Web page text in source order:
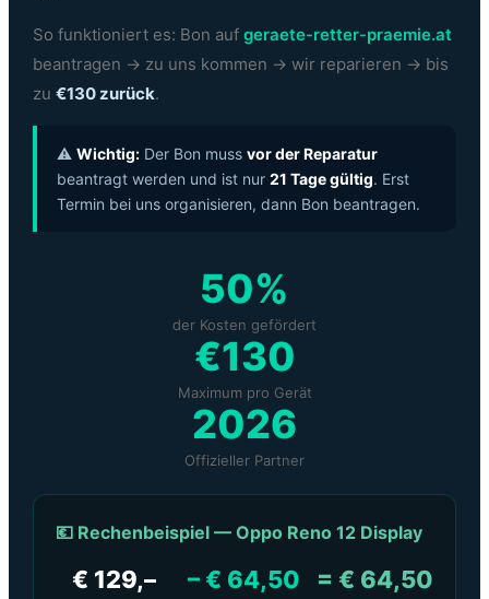
So funktioniert es: Bon auf geraete-retter-praemie.at
beantragen → zu uns kommen → wir reparieren → bis
zu €130 zurück.
⚠️ Wichtig:Der Bon muss vor der Reparatur
beantragt werden und ist nur 21 Tage gültig. Erst
Termin bei uns organisieren, dann Bon beantragen.
50%
der Kosten gefördert
€130
Maximum pro Gerät
2026
Offizieller Partner
💶 Rechenbeispiel — Oppo Reno 12 Display
€ 129,– – € 64,50 = € 64,50